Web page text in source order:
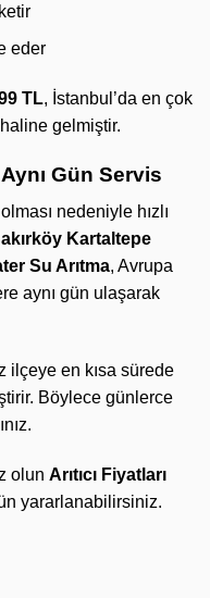
eder
TL, İstanbul’da en çok
gelmiştir.
Gün Servis
nedeniyle hızlı
Kartaltepe
Su Arıtma, Avrupa
aynı gün ulaşarak
ilçeye en kısa sürede
Böylece günlerce
olun Arıtıcı Fiyatları
yararlanabilirsiniz.